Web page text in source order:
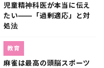
児童精神科医が本当に伝え
たい――「過剰適応」と対
処法
麻雀は最高の頭脳スポーツ
教育